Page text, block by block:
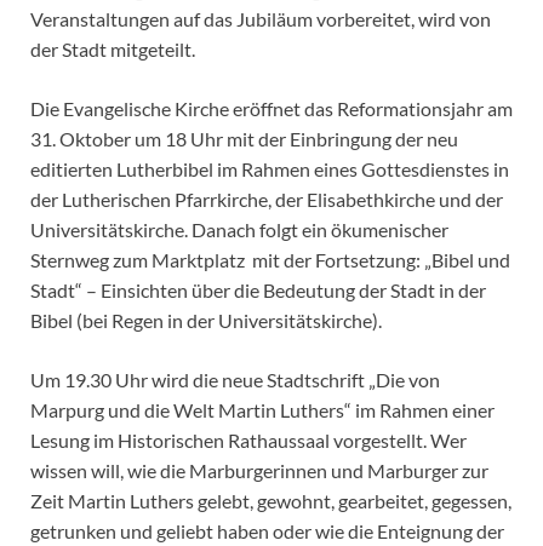
Veranstaltungen auf das Jubiläum vorbereitet, wird von
der Stadt mitgeteilt.
Die Evangelische Kirche eröffnet das Reformationsjahr am
31. Oktober um 18 Uhr mit der Einbringung der neu
editierten Lutherbibel im Rahmen eines Gottesdienstes in
der Lutherischen Pfarrkirche, der Elisabethkirche und der
Universitätskirche. Danach folgt ein ökumenischer
Sternweg zum Marktplatz mit der Fortsetzung: „Bibel und
Stadt“ – Einsichten über die Bedeutung der Stadt in der
Bibel (bei Regen in der Universitätskirche).
Um 19.30 Uhr wird die neue Stadtschrift „Die von
Marpurg und die Welt Martin Luthers“ im Rahmen einer
Lesung im Historischen Rathaussaal vorgestellt. Wer
wissen will, wie die Marburgerinnen und Marburger zur
Zeit Martin Luthers gelebt, gewohnt, gearbeitet, gegessen,
getrunken und geliebt haben oder wie die Enteignung der